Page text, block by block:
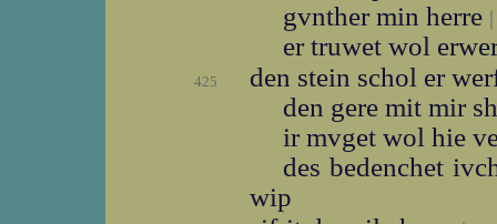
gvnther min herre |
er truwet wol
425
den stein schol er
den gere mit mir
ir mvget wol hie
des bedenchet
wip